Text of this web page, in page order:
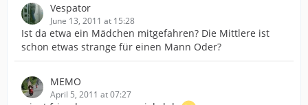
Vespator
June 13, 2011 at 15:28
Ist da etwa ein Mädchen mitgefahren? Die Mittlere ist
schon etwas strange für einen Mann Oder?
MEMO
April 5, 2011 at 07:27